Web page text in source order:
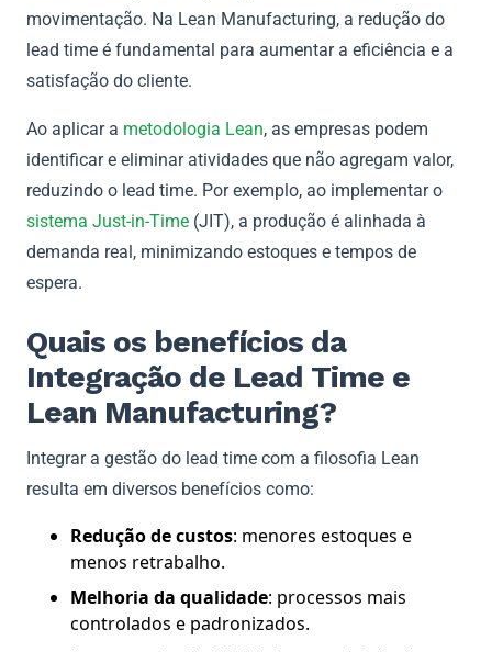
movimentação. Na Lean Manufacturing, a redução do
lead time é fundamental para aumentar a eficiência e a
satisfação do cliente.
Ao aplicar a metodologia Lean, as empresas podem
identificar e eliminar atividades que não agregam valor,
reduzindo o lead time. Por exemplo, ao implementar o
sistema Just-in-Time (JIT), a produção é alinhada à
demanda real, minimizando estoques e tempos de
espera.
Quais os benefícios da
Integração de Lead Time e
Lean Manufacturing?
Integrar a gestão do lead time com a filosofia Lean
resulta em diversos benefícios como:
Redução de custos: menores estoques e
menos retrabalho.
Melhoria da qualidade: processos mais
controlados e padronizados.